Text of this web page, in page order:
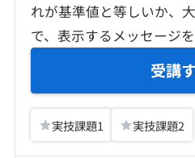
れが基準値と等しいか、
で、表示するメッセージを
受講
実技課題1 実技課題2